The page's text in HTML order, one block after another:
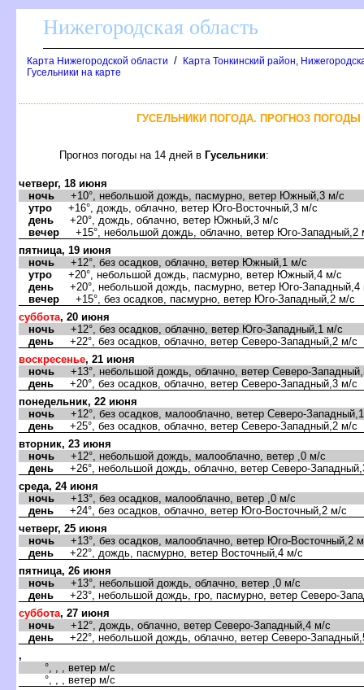
Нижегородская область
Карта Нижегородской области /
Карта Тонкинский район,
Гусельники на карте
ГУСЕЛЬНИКИ ПОГОДА. ПРОГНОЗ ПОГОДЫ
Прогноз погоды на 14 дней Гусельники:
четверг, 18 июня
ночь +10°, небольшой дождь, пасмурно, ветер Южный,3 м/с
утро +16°, дождь, облачно, ветер Юго-Восточный,3 м/с
день +20°, дождь, облачно, ветер Южный,3 м/с
ечер +15°, небольшой дождь, облачно, ветер Юго-Западный,2
пятница, 19 июня
ночь +12°, без осадков, облачно, ветер Южный,1 м/с
утро +20°, небольшой дождь, пасмурно, ветер Южный,4 м/с
день +20°, небольшой дождь, пасмурно, ветер Юго-Западный,4
ечер +15°, без осадков, пасмурно, ветер Юго-Западный,2 м/с
суббота, 20 июня
ночь +12°, без осадков, облачно, ветер Юго-Западный,1 м/с
день +22°, без осадков, облачно, ветер Северо-Западный,2 м/с
оскресенье, 21 июня
ночь +13°, небольшой дождь, облачно, ветер Северо-
день +20°, без осадков, облачно, ветер Северо-Западный,3 м/с
понедельник, 22 июня
ночь +12°, без осадков, малооблачно, ветер Северо-
день +25°, без осадков, облачно, ветер Северо-Западный,2 м/с
торник, 23 июня
ночь +12°, небольшой дождь, малооблачно, ветер ,0 м/с
день +26°, небольшой дождь, облачно, ветер Северо-
среда, 24 июня
ночь +13°, без осадков, малооблачно, ветер ,0 м/с
день +24°, без осадков, облачно, ветер Юго-Восточный,2 м/с
четверг, 25 июня
ночь +13°, без осадков, малооблачно, ветер Юго-Восточный,2
день +22°, дождь, пасмурно, ветер Восточный,4 м/с
пятница, 26 июня
ночь +13°, небольшой дождь, облачно, ветер ,0 м/с
день +23°, небольшой дождь, гро, пасмурно, ветер Северо-
суббота, 27 июня
ночь +12°, дождь, облачно, ветер Северо-Западный,4 м/с
день +22°, небольшой дождь, облачно, ветер Северо-
,
°, , , ветер м/с
°, , , ветер м/с